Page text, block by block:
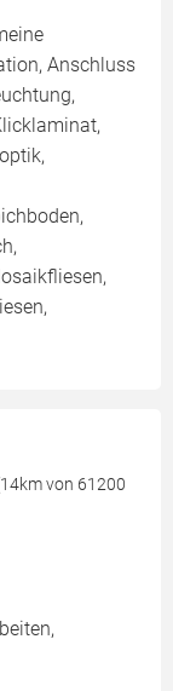
Anschluss
von 61200